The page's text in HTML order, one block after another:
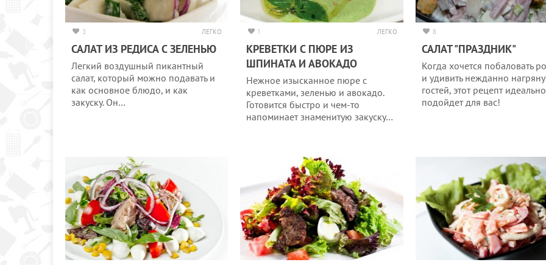
3 ЛЕГКО
САЛАТ ИЗ РЕДИСА С ЗЕЛЕНЬЮ
Легкий воздушный пикантный
салат, который можно подавать и
как основное блюдо, и как
закуску. Он…
1 ЛЕГКО
КРЕВЕТКИ С ПЮРЕ ИЗ
ШПИНАТА И АВОКАДО
Нежное изысканное пюре с
креветками, зеленью и авокадо.
Готовится быстро и чем-то
напоминает знаменитую закуску…
8
САЛАТ "ПРАЗДНИК"
Когда хочется побаловать
и удивить нежданно
гостей, этот рецепт идеально
подойдет для вас!